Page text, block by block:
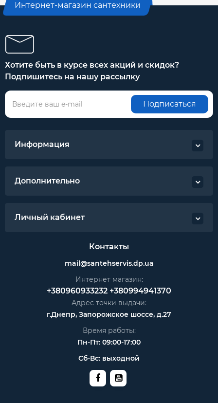
Интернет-магазин сантехники
Хотите быть в курсе всех акций и скидок?
Подпишитесь на нашу рассылку
Подписаться
Информация
Дополнительно
Личный кабинет
Контакты
mail@santehservis.dp.ua
Интернет магазин:
+380960933232 +380994941370
Адрес точки выдачи:
г.Днепр, Запорожское шоссе, д.27
Время работы:
Пн-Пт: 09:00-17:00
Сб-Вс: выходной